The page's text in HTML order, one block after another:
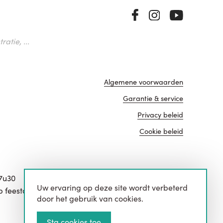
...
feestdagen.
Algemene voorwaarden
Garantie & service
Privacy beleid
Cookie beleid
website door
Uw ervaring op deze site wordt verbeterd
door het gebruik van cookies.